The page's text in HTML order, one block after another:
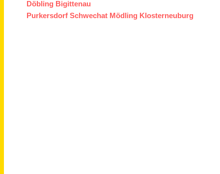
Döbling Bigittenau
Purkersdorf Schwechat Mödling Klosterneuburg